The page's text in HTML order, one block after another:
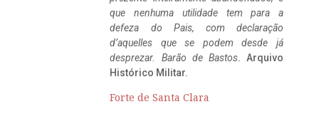
que nenhuma utilidade tem para a
defeza do Pais, com declaração
d’aquelles que se podem desde já
desprezar. Barão de Bastos. Arquivo
Histórico Militar.
Forte de Santa Clara